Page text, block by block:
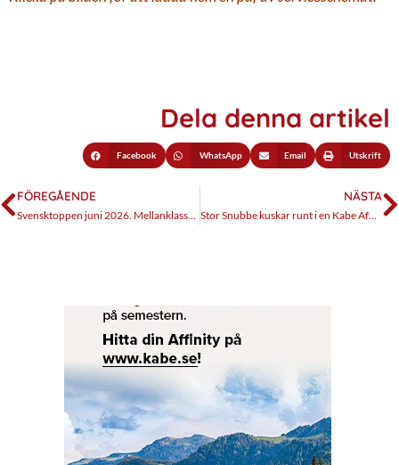
Dela denna artikel
Facebook WhatsApp Email Utskrift
FÖREGÅENDE
Svensktoppen juni 2026. Mellanklassen regerar
NÄSTA
Stor Snubbe kuskar runt i en Kabe Affinity Three. Del 1 – En helt unik plåtis